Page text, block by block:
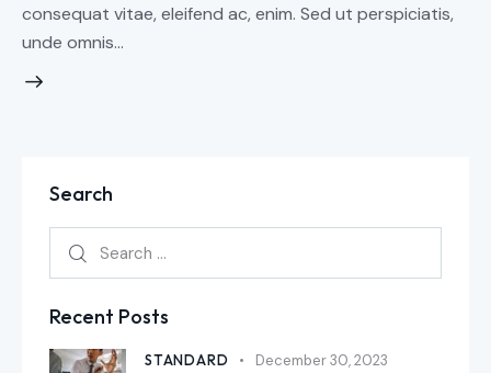
consequat vitae, eleifend ac, enim. Sed ut perspiciatis,
unde omnis…
Search
Recent Posts
STANDARD December 30, 2023